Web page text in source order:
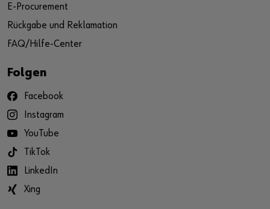
E-Procurement
Rückgabe und Reklamation
FAQ/Hilfe-Center
Folgen
Facebook
Instagram
YouTube
TikTok
LinkedIn
Xing